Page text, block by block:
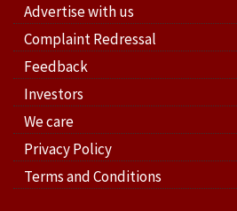
Advertise with us
Complaint Redressal
Feedback
Investors
We care
Privacy Policy
Terms and Conditions